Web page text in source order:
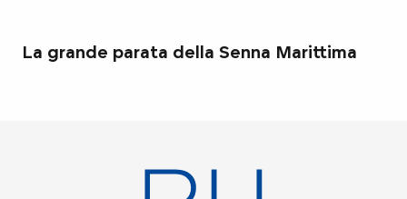
La grande parata della Senna Marittima